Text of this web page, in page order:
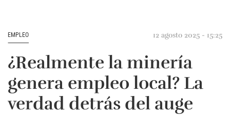
EMPLEO 12 agosto 2025 - 15:25
¿Realmente la minería
genera empleo local? La
verdad detrás del auge